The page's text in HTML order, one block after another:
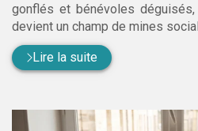
gonflés et bénévoles
devient un champ de mines social.
Lire la suite